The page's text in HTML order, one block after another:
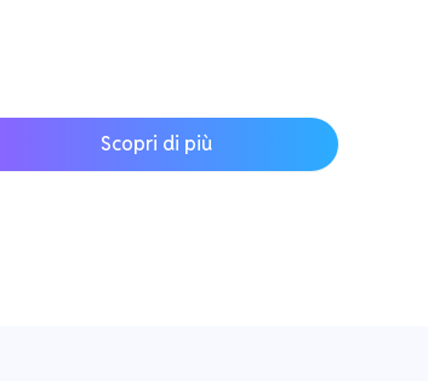
Scopri di più